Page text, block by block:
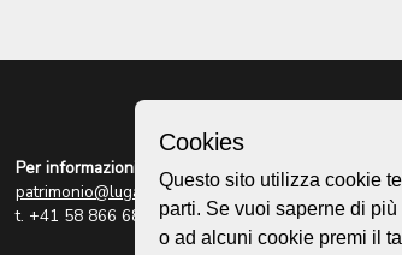
Per informazioni:
patrimonio@lugano.ch
t. +41 58 866 68 50
Cookies
Questo sito utilizza cookie
parti. Se vuoi saperne di
o ad alcuni cookie premi il